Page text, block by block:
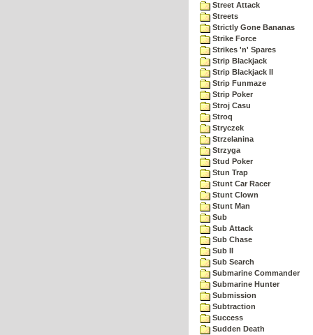
Street Attack
Streets
Strictly Gone Bananas
Strike Force
Strikes 'n' Spares
Strip Blackjack
Strip Blackjack II
Strip Funmaze
Strip Poker
Stroj Casu
Stroq
Stryczek
Strzelanina
Strzyga
Stud Poker
Stun Trap
Stunt Car Racer
Stunt Clown
Stunt Man
Sub
Sub Attack
Sub Chase
Sub II
Sub Search
Submarine Commander
Submarine Hunter
Submission
Subtraction
Success
Sudden Death